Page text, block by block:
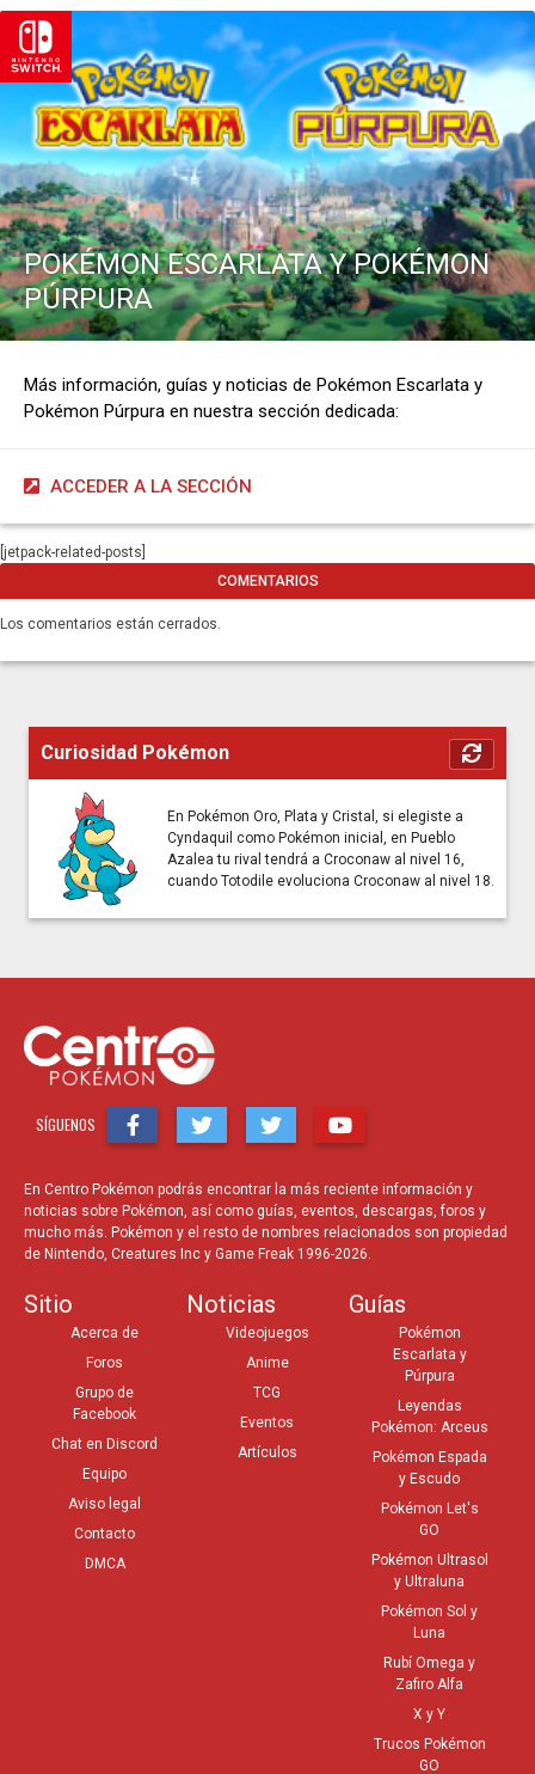
POKÉMON ESCARLATA Y POKÉMON
PÚRPURA
Más información, guías y noticias de Pokémon Escarlata y
Pokémon Púrpura en nuestra sección dedicada:
ACCEDER A LA SECCIÓN
[jetpack-related-posts]
COMENTARIOS
Los comentarios están cerrados.
Curiosidad Pokémon
En Pokémon Oro, Plata y Cristal, si elegiste a
Cyndaquil como Pokémon inicial, en Pueblo
Azalea tu rival tendrá a Croconaw al nivel 16,
cuando Totodile evoluciona Croconaw al nivel 18.
SÍGUENOS
En Centro Pokémon podrás encontrar la más reciente información y
noticias sobre Pokémon, así como guías, eventos, descargas, foros y
mucho más. Pokémon y el resto de nombres relacionados son propiedad
de Nintendo, Creatures Inc y Game Freak 1996-2026.
Sitio
Acerca de
Foros
Grupo de
Facebook
Chat en Discord
Equipo
Aviso legal
Contacto
DMCA
Noticias
Videojuegos
Anime
TCG
Eventos
Artículos
Guías
Pokémon
Escarlata y
Púrpura
Leyendas
Pokémon: Arceus
Pokémon Espada
y Escudo
Pokémon Let's
GO
Pokémon Ultrasol
y Ultraluna
Pokémon Sol y
Luna
Rubí Omega y
Zafiro Alfa
X y Y
Trucos Pokémon
GO